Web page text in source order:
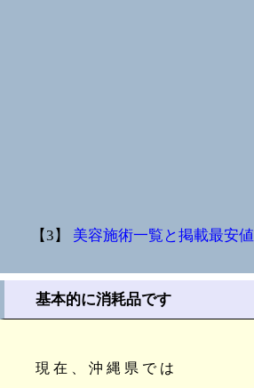
【3】 美容施術一覧と掲載最安値
基本的に消耗品です
現在、沖縄県では